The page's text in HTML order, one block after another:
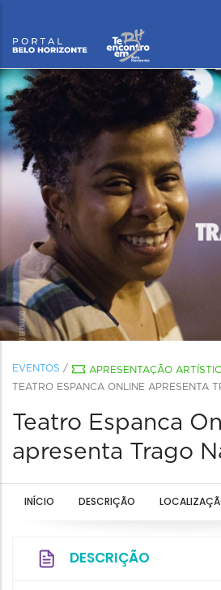
EVENTOS / APRESENTAÇÃO
TEATRO ESPANCA ONLINE APRESENTA
Teatro Espanca
apresenta Trago
INÍCIO DESCRIÇÃO
DESCRIÇÃO